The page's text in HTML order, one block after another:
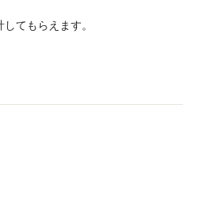
、住み始めてからその快適さを実
感覚が近かったのも大きな安心材
てもらえます。